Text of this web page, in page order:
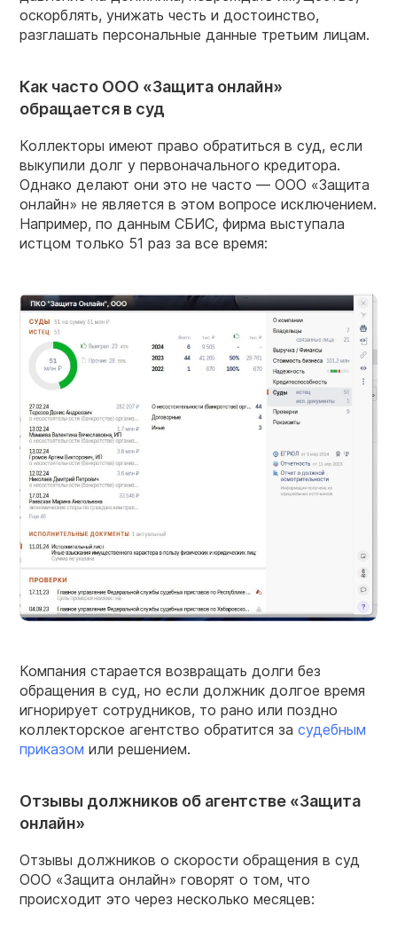
оскорблять, унижать честь и достоинство,
разглашать персональные данные третьим лицам.
Как часто ООО «Защита онлайн»
обращается в суд
Коллекторы имеют право обратиться в суд, если
выкупили долг у первоначального кредитора.
Однако делают они это не часто — ООО «Защита
онлайн» не является в этом вопросе исключением.
Например, по данным СБИС, фирма выступала
истцом только 51 раз за все время:
Компания старается возвращать долги без
обращения в суд, но если должник долгое время
игнорирует сотрудников, то рано или поздно
коллекторское агентство обратится за судебным
приказом или решением.
Отзывы должников об агентстве «Защита
онлайн»
Отзывы должников о скорости обращения в суд
ООО «Защита онлайн» говорят о том, что
происходит это через несколько месяцев: